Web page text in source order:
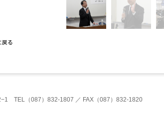
TEL（087）832-1807 ／ FAX（087）832-1820